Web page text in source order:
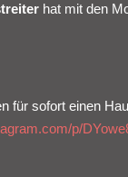
hat mit den
für sofort einen
p/